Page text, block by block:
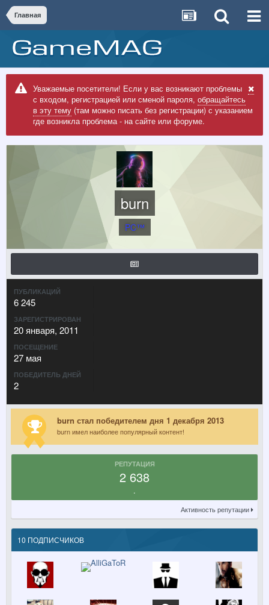
Главная
Уважаемые посетители! Если у вас возникают проблемы
с входом, регистрацией или сменой пароля, обращайтесь
в эту тему (там можно писать без регистрации) с указанием
где возникла проблема - на сайте или форуме.
burn
PC™
ПУБЛИКАЦИЙ
6 245
ЗАРЕГИСТРИРОВАН
20 января, 2011
ПОСЕЩЕНИЕ
27 мая
ПОБЕДИТЕЛЬ ДНЕЙ
2
burn стал победителем дня 1 декабря 2013
burn имел наиболее популярный контент!
РЕПУТАЦИЯ
2 638
.
Активность репутации
10 ПОДПИСЧИКОВ